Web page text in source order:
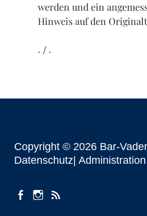
werden und ein
Hinweis auf den
. .
Copyright © 2026 Bar-
Datenschutz| Administration